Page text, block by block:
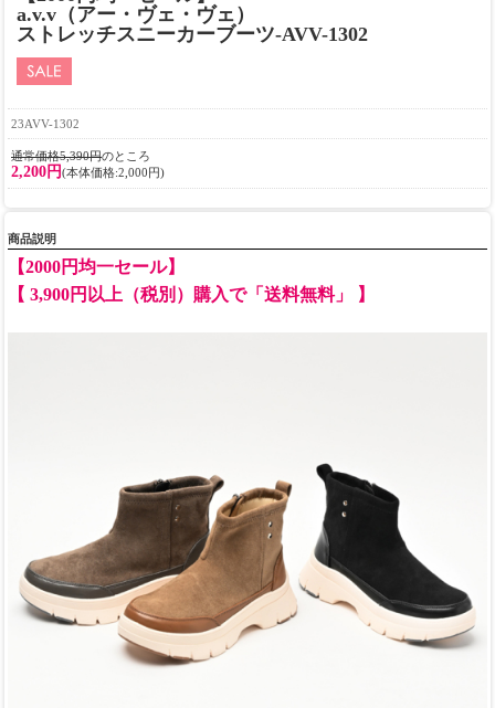
a.v.v（アー・ヴェ・ヴェ）
ストレッチスニーカーブーツ-AVV-1302
23AVV-1302
通常価格5,390円のところ
2,200円(本体価格:2,000円)
商品説明
【2000円均一セール】
【 3,900円以上（税別）購入で「送料無料」 】